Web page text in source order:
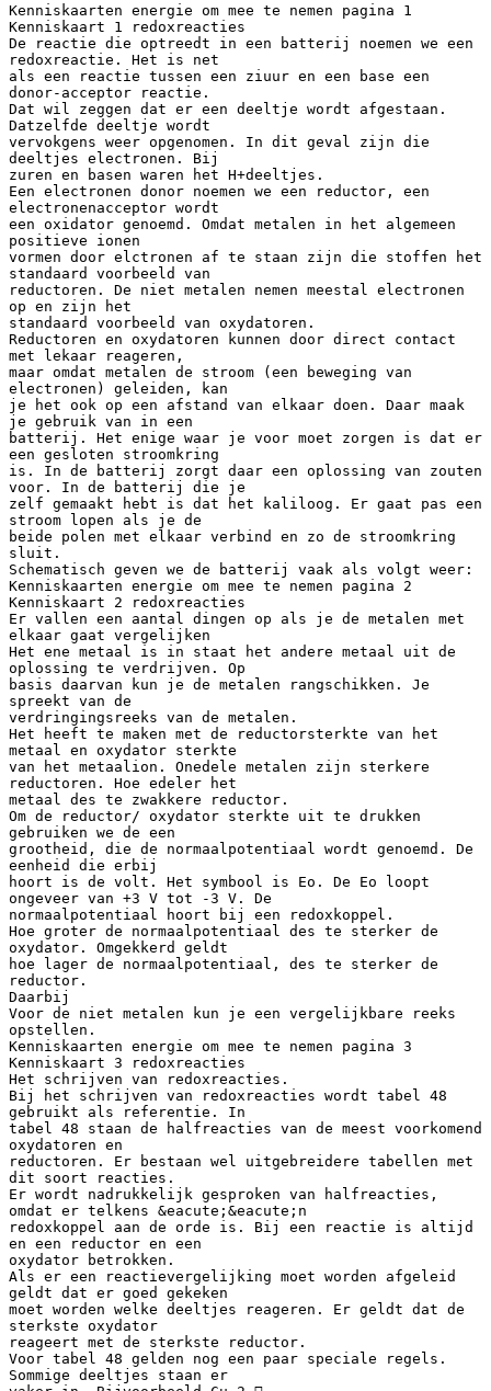
Kenniskaarten energie om mee te nemen pagina 1
Kenniskaart 1 redoxreacties
De reactie die optreedt in een batterij noemen we een
redoxreactie. Het is net
als een reactie tussen een ziuur en een base een
donor-acceptor reactie.
Dat wil zeggen dat er een deeltje wordt afgestaan.
Datzelfde deeltje wordt
vervokgens weer opgenomen. In dit geval zijn die
deeltjes electronen. Bij
zuren en basen waren het H+deeltjes.
Een electronen donor noemen we een reductor, een
electronenacceptor wordt
een oxidator genoemd. Omdat metalen in het algemeen
positieve ionen
vormen door elctronen af te staan zijn die stoffen het
standaard voorbeeld van
reductoren. De niet metalen nemen meestal electronen
op en zijn het
standaard voorbeeld van oxydatoren.
Reductoren en oxydatoren kunnen door direct contact
met lekaar reageren,
maar omdat metalen de stroom (een beweging van
electronen) geleiden, kan
je het ook op een afstand van elkaar doen. Daar maak
je gebruik van in een
batterij. Het enige waar je voor moet zorgen is dat er
een gesloten stroomkring
is. In de batterij zorgt daar een oplossing van zouten
voor. In de batterij die je
zelf gemaakt hebt is dat het kaliloog. Er gaat pas een
stroom lopen als je de
beide polen met elkaar verbind en zo de stroomkring
sluit.
Schematisch geven we de batterij vaak als volgt weer:
Kenniskaarten energie om mee te nemen pagina 2
Kenniskaart 2 redoxreacties
Er vallen een aantal dingen op als je de metalen met
elkaar gaat vergelijken
Het ene metaal is in staat het andere metaal uit de
oplossing te verdrijven. Op
basis daarvan kun je de metalen rangschikken. Je
spreekt van de
verdringingsreeks van de metalen.
Het heeft te maken met de reductorsterkte van het
metaal en oxydator sterkte
van het metaalion. Onedele metalen zijn sterkere
reductoren. Hoe edeler het
metaal des te zwakkere reductor.
Om de reductor/ oxydator sterkte uit te drukken
gebruiken we de een
grootheid, die de normaalpotentiaal wordt genoemd. De
eenheid die erbij
hoort is de volt. Het symbool is Eo. De Eo loopt
ongeveer van +3 V tot -3 V. De
normaalpotentiaal hoort bij een redoxkoppel.
Hoe groter de normaalpotentiaal des te sterker de
oxydator. Omgekkerd geldt
hoe lager de normaalpotentiaal, des te sterker de
reductor.
Daarbij
Voor de niet metalen kun je een vergelijkbare reeks
opstellen.
Kenniskaarten energie om mee te nemen pagina 3
Kenniskaart 3 redoxreacties
Het schrijven van redoxreacties.
Bij het schrijven van redoxreacties wordt tabel 48
gebruikt als referentie. In
tabel 48 staan de halfreacties van de meest voorkomend
oxydatoren en
reductoren. Er bestaan wel uitgebreidere tabellen met
dit soort reacties.
Er wordt nadrukkelijk gesproken van halfreacties,
omdat er telkens &eacute;&eacute;n
redoxkoppel aan de orde is. Bij een reactie is altijd
en een reductor en een
oxydator betrokken.
Als er een reactievergelijking moet worden afgeleid
geldt dat er goed gekeken
moet worden welke deeltjes reageren. Er geldt dat de
sterkste oxydator
reageert met de sterkste reductor.
Voor tabel 48 gelden nog een paar speciale regels.
Sommige deeltjes staan er